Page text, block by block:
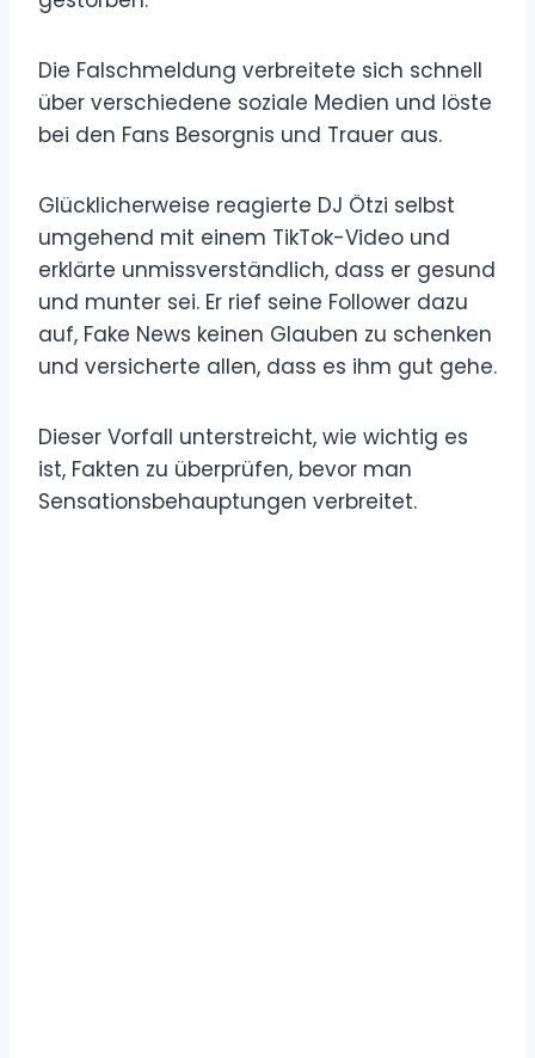
Die Falschmeldung verbreitete sich schnell
über verschiedene soziale Medien und löste
bei den Fans Besorgnis und Trauer aus.
Glücklicherweise reagierte DJ Ötzi selbst
umgehend mit einem TikTok-Video und
erklärte unmissverständlich, dass er gesund
und munter sei. Er rief seine Follower dazu
auf, Fake News keinen Glauben zu schenken
und versicherte allen, dass es ihm gut gehe.
Dieser Vorfall unterstreicht, wie wichtig es
ist, Fakten zu überprüfen, bevor man
Sensationsbehauptungen verbreitet.